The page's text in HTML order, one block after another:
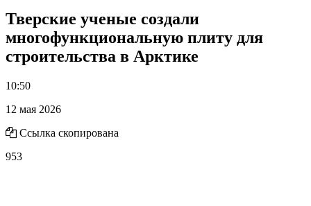
Тверские ученые создали
многофункциональную плиту для
строительства в Арктике
10:50
12 мая 2026
Ссылка скопирована
953